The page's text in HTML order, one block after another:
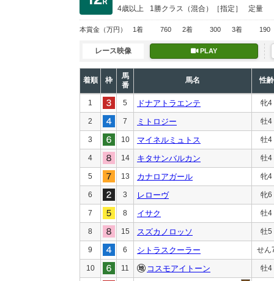
4歳以上 1勝クラス （混合）［指定］ 定量
本賞金 （万円） 1着 760 2着 300 3着 190
レース映像 PLAY
着順 枠
馬
番
馬名 性齢
1 5 ドナアトラエンテ 牝4
2 7 ミトロジー 牡4
3 10 マイネルミュトス 牡4
4 14 キタサンバルカン 牡4
5 13 カナロアガール 牝4
6 3 レローヴ 牝6
7 8 イサク 牡4
8 15 スズカノロッソ 牡5
9 6 シトラスクーラー せん
10 11 コスモアイトーン 牡4